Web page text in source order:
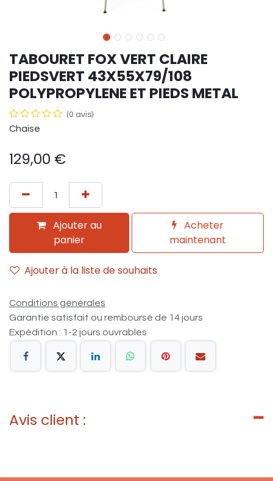
TABOURET FOX VERT CLAIRE
PIEDSVERT 43X55X79/108
POLYPROPYLENE ET PIEDS METAL
(0 avis)
Chaise
129,00 €
Ajouter au
panier
Acheter
maintenant
Ajouter à la liste de souhaits
Conditions générales
Garantie satisfait ou remboursé de 14 jours
Expédition : 1-2 jours ouvrables
Avis client :